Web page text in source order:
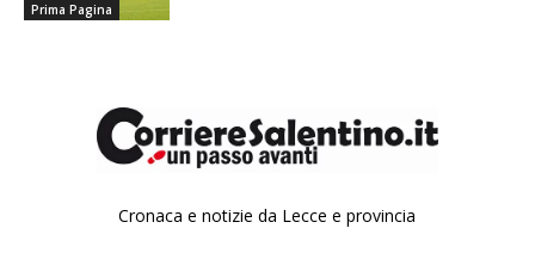
Prima Pagina
Cronaca e notizie da Lecce e provincia